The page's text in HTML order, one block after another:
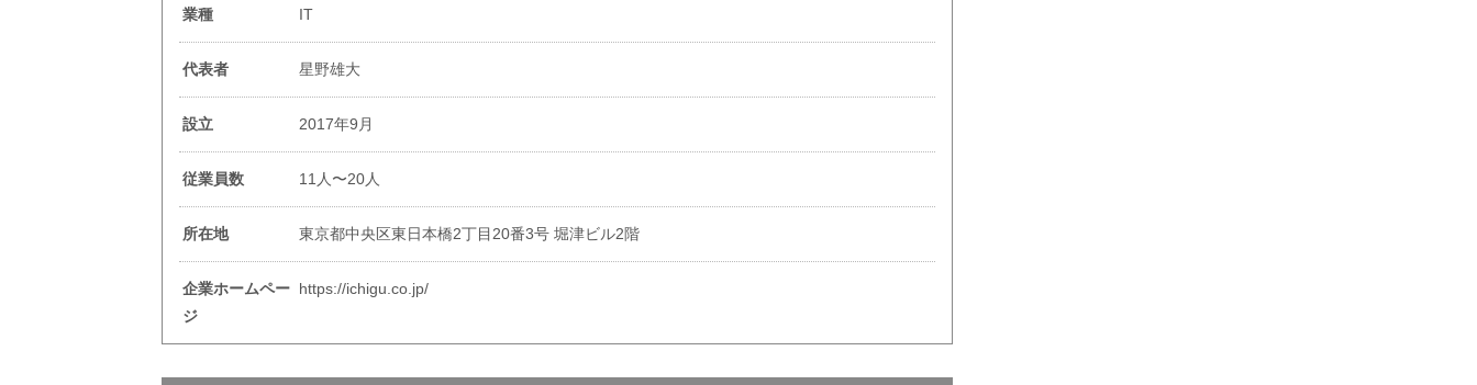
業種 IT
代表者 星野雄大
設立 2017年9月
従業員数 11人〜20人
所在地 東京都中央区東日本橋2丁目20番3号 堀津ビル2階
企業ホームペー
ジ
https://ichigu.co.jp/